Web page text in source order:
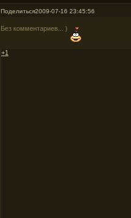
Поделиться2009-07-16 23:45:56
Без комментариев... )
+1